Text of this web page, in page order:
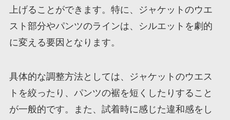
上げることができます。特に、ジャケットのウエ
スト部分やパンツのラインは、シルエットを劇的
に変える要因となります。
具体的な調整方法としては、ジャケットのウエス
トを絞ったり、パンツの裾を短くしたりすること
が一般的です。また、試着時に感じた違和感をし